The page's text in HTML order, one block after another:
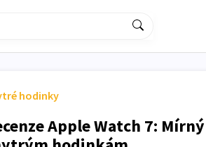
hodinky
Apple Watch 7: